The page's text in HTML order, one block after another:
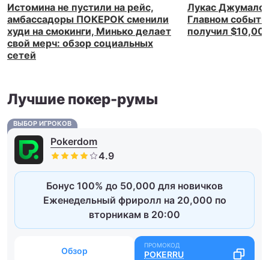
Истомина не пустили на рейс,
амбассадоры ПОКЕРОК сменили
худи на смокинги, Минько делает
свой мерч: обзор социальных
сетей
Лукас
Главном
получил
Лучшие покер-румы
ВЫБОР ИГРОКОВ
Pokerdom
Бонус 100% до 50,000 для новичков
Еженедельный фриролл на 20,000 по
вторникам в 20:00
Обзор POKERRU